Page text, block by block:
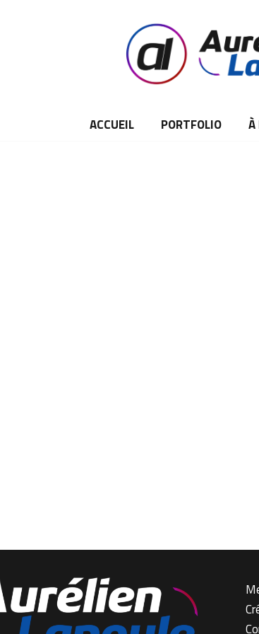
ACCUEIL PORTFOLIO À